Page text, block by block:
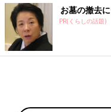
お墓の撤去
PR(くらしの話題)